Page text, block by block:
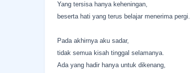
Yang tersisa hanya keheningan,
beserta hati yang terus belajar menerima pergi.
Pada akhirnya aku sadar,
tidak semua kisah tinggal selamanya.
Ada yang hadir hanya untuk dikenang,